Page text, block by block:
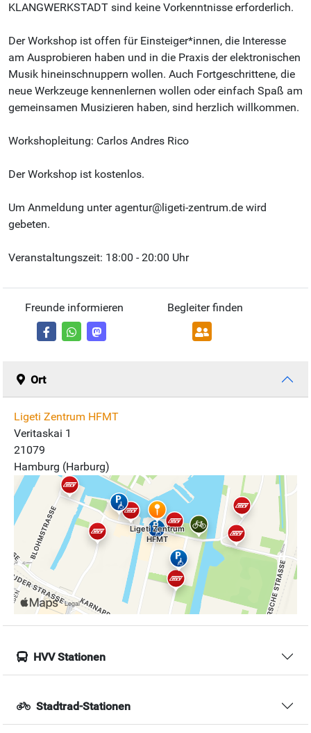
KLANGWERKSTADT sind keine Vorkenntnisse erforderlich.
Der Workshop ist offen für Einsteiger*innen, die Interesse
am Ausprobieren haben und in die Praxis der elektronischen
Musik hineinschnuppern wollen. Auch Fortgeschrittene, die
neue Werkzeuge kennenlernen wollen oder einfach Spaß am
gemeinsamen Musizieren haben, sind herzlich willkommen.
Workshopleitung: Carlos Andres Rico
Der Workshop ist kostenlos.
Um Anmeldung unter agentur@ligeti-zentrum.de wird
gebeten.
Veranstaltungszeit: 18:00 - 20:00 Uhr
Freunde informieren Begleiter finden
Ort
Ligeti Zentrum HFMT
Veritaskai 1
21079
Hamburg (Harburg)
HVV Stationen
Stadtrad-Stationen